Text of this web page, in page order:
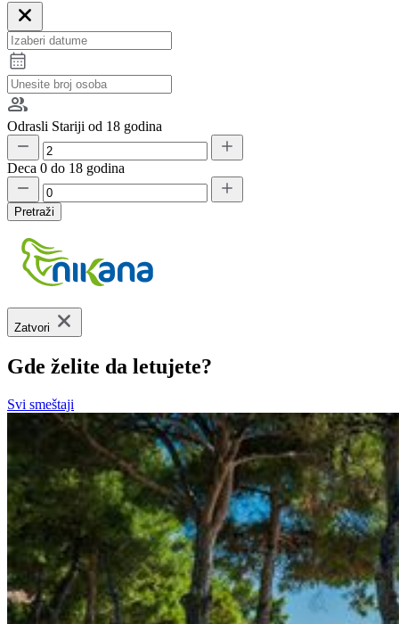
Odrasli Stariji od 18 godina
Deca 0 do 18 godina
Pretraži
Zatvori
Gde želite da letujete?
Svi smeštaji